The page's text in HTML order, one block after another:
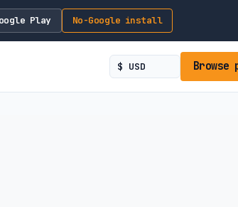
Play No-Google install
Browse